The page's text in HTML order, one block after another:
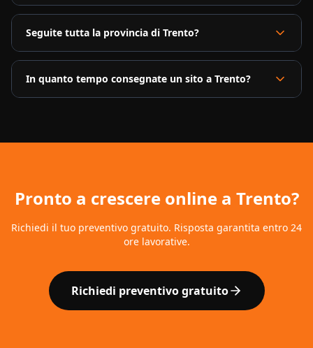
Seguite tutta la provincia di Trento?
In quanto tempo consegnate un sito a Trento?
Pronto a crescere online a Trento?
Richiedi il tuo preventivo gratuito. Risposta garantita entro 24
ore lavorative.
Richiedi preventivo gratuito